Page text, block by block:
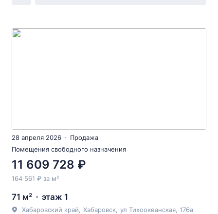
28 апреля 2026
Продажа
Помещения свободного назначения
11 609 728 ₽
164 561 ₽ за м²
71 м² этаж 1
Хабаровский край Хабаровск ул Тихоокеанская , 176а